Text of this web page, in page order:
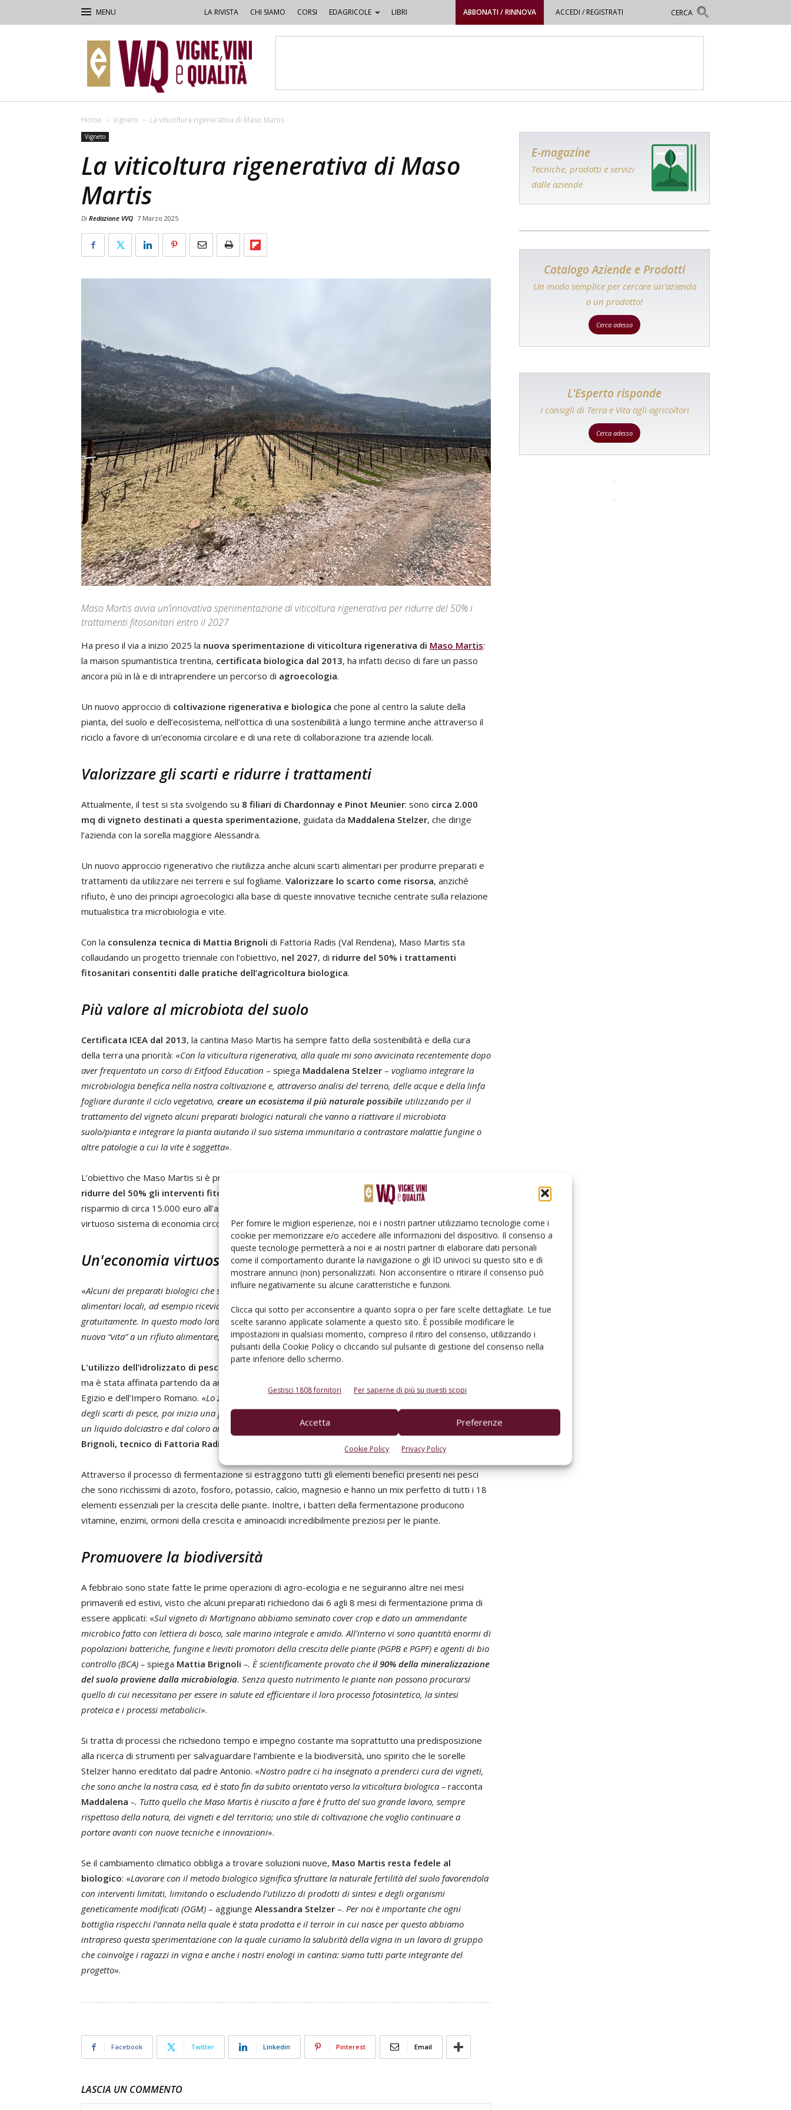
Per fornire le migliori esperienze, noi e i nostri partner utilizziamo tecnologie come i
cookie per memorizzare e/o accedere alle informazioni del dispositivo. Il consenso a
queste tecnologie permetterà a noi e ai nostri partner di elaborare dati personali
come il comportamento durante la navigazione o gli ID univoci su questo sito e di
mostrare annunci (non) personalizzati. Non acconsentire o ritirare il consenso può
influire negativamente su alcune caratteristiche e funzioni.
Clicca qui sotto per acconsentire a quanto sopra o per fare scelte dettagliate. Le tue
scelte saranno applicate solamente a questo sito. È possibile modificare le
impostazioni in qualsiasi momento, compreso il ritiro del consenso, utilizzando i
pulsanti della Cookie Policy o cliccando sul pulsante di gestione del consenso nella
parte inferiore dello schermo.
Gestisci 1808 fornitori Per saperne di più su questi scopi
Accetta Preferenze
Cookie Policy Privacy Policy
LA RIVISTA CHI SIAMO CORSI EDAGRICOLE LIBRI ABBONATI / RINNOVA ACCEDI / REGISTRATI
–
Vigne,
Vini
&
Home Vigneto La viticoltura rigenerativa di Maso Martis
Vigneto
La viticoltura rigenerativa di Maso
Martis
Di Redazione VVQ 7 Marzo 2025
Maso Martis avvia un’innovativa sperimentazione di viticoltura rigenerativa per ridurre del 50% i
trattamenti fitosanitari entro il 2027
Ha preso il via a inizio 2025 la nuova sperimentazione di viticoltura rigenerativa di Maso Martis:
la maison spumantistica trentina, certificata biologica dal 2013, ha infatti deciso di fare un passo
ancora più in là e di intraprendere un percorso di agroecologia.
Un nuovo approccio di coltivazione rigenerativa e biologica che pone al centro la salute della
pianta, del suolo e dell’ecosistema, nell’ottica di una sostenibilità a lungo termine anche attraverso il
riciclo a favore di un’economia circolare e di una rete di collaborazione tra aziende locali.
Valorizzare gli scarti e ridurre i trattamenti
Attualmente, il test si sta svolgendo su 8 filiari di Chardonnay e Pinot Meunier: sono circa 2.000
mq di vigneto destinati a questa sperimentazione, guidata da Maddalena Stelzer, che dirige
l’azienda con la sorella maggiore Alessandra.
Un nuovo approccio rigenerativo che riutilizza anche alcuni scarti alimentari per produrre preparati e
trattamenti da utilizzare nei terreni e sul fogliame. Valorizzare lo scarto come risorsa, anziché
rifiuto, è uno dei principi agroecologici alla base di queste innovative tecniche centrate sulla relazione
mutualistica tra microbiologia e vite.
Con la consulenza tecnica di Mattia Brignoli di Fattoria Radis (Val Rendena), Maso Martis sta
collaudando un progetto triennale con l’obiettivo, nel 2027, di ridurre del 50% i trattamenti
fitosanitari consentiti dalle pratiche dell’agricoltura biologica.
Più valore al microbiota del suolo
Certificata ICEA dal 2013, la cantina Maso Martis ha sempre fatto della sostenibilità e della cura
della terra una priorità: «Con la viticultura rigenerativa, alla quale mi sono avvicinata recentemente dopo
aver frequentato un corso di Eitfood Education – spiega Maddalena Stelzer – vogliamo integrare la
microbiologia benefica nella nostra coltivazione e, attraverso analisi del terreno, delle acque e della linfa
fogliare durante il ciclo vegetativo, creare un ecosistema il più naturale possibile utilizzando per il
trattamento del vigneto alcuni preparati biologici naturali che vanno a riattivare il microbiota
suolo/pianta e integrare la pianta aiutando il suo sistema immunitario a contrastare malattie fungine o
altre patologie a cui la vite è soggetta».
L’obiettivo che Maso Martis si è prefissato è ambizioso:
ridurre del 50% gli interventi fitosanitari andando a ottimizzare risorse economiche
risparmio di circa 15.000 euro all’anno sull’acquisto di prodotti e trattamenti) ma anche incentivare un
virtuoso sistema di economia circolare e zero waste sul territorio.
Un'economia virtuosa
«Alcuni dei preparati biologici che stiamo mettendo a punto sono creati con scarti recuperati da aziende
alimentari locali, ad esempio riceviamo gli scarti di pesce da una vicina azienda trentina che ce li offre
gratuitamente. In questo modo loro risparmiano sullo smaltimento degli scarti e noi possiamo dare
nuova “vita” a un rifiuto alimentare, reimmettendolo in un circolo virtuoso e a km zero ».
L'utilizzo dell’idrolizzato di pesce come “integratore” per la viticoltura
ma è stata affinata partendo da antiche usanze contadine già impiegate nelle colture dell'Impero
Egizio e dell’Impero Romano. «Lo zucchero, per osmosi, estrae tutti i liquidi all'interno delle carcasse e
degli scarti di pesce, poi inizia una fermentazione batterica lunga 6-8 mesi che trasforma questo scarto in
un liquido dolciastro e dal coloro ambrato, una specie di salsa teriyaki per la vite
Mattia
Brignoli, tecnico di Fattoria Radis
Attraverso il processo di fermentazione si estraggono tutti gli elementi benefici presenti nei pesci
che sono ricchissimi di azoto, fosforo, potassio, calcio, magnesio e hanno un mix perfetto di tutti i 18
elementi essenziali per la crescita delle piante. Inoltre, i batteri della fermentazione producono
vitamine, enzimi, ormoni della crescita e aminoacidi incredibilmente preziosi per le piante.
Promuovere la biodiversità
A febbraio sono state fatte le prime operazioni di agro-ecologia e ne seguiranno altre nei mesi
primaverili ed estivi, visto che alcuni preparati richiedono dai 6 agli 8 mesi di fermentazione prima di
essere applicati: «Sul vigneto di Martignano abbiamo seminato cover crop e dato un ammendante
microbico fatto con lettiera di bosco, sale marino integrale e amido. All'interno vi sono quantità enormi di
popolazioni batteriche, fungine e lieviti promotori della crescita delle piante (PGPB e PGPF) e agenti di bio
controllo (BCA) – spiega Mattia Brignoli –. È scientificamente provato che il 90% della mineralizzazione
del suolo proviene dalla microbiologia. Senza questo nutrimento le piante non possono procurarsi
quello di cui necessitano per essere in salute ed efficientare il loro processo fotosintetico, la sintesi
proteica e i processi metabolici».
Si tratta di processi che richiedono tempo e impegno costante ma soprattutto una predisposizione
alla ricerca di strumenti per salvaguardare l’ambiente e la biodiversità, uno spirito che le sorelle
Stelzer hanno ereditato dal padre Antonio. «Nostro padre ci ha insegnato a prenderci cura dei vigneti,
che sono anche la nostra casa, ed è stato fin da subito orientato verso la viticoltura biologica – racconta
Maddalena –. Tutto quello che Maso Martis è riuscito a fare è frutto del suo grande lavoro, sempre
rispettoso della natura, dei vigneti e del territorio; uno stile di coltivazione che voglio continuare a
portare avanti con nuove tecniche e innovazioni».
Se il cambiamento climatico obbliga a trovare soluzioni nuove, Maso Martis resta fedele al
biologico: «Lavorare con il metodo biologico significa sfruttare la naturale fertilità del suolo favorendola
con interventi limitati, limitando o escludendo l’utilizzo di prodotti di sintesi e degli organismi
geneticamente modificati (OGM) – aggiunge Alessandra Stelzer –. Per noi è importante che ogni
bottiglia rispecchi l’annata nella quale è stata prodotta e il terroir in cui nasce per questo abbiamo
intrapreso questa sperimentazione con la quale curiamo la salubrità della vigna in un lavoro di gruppo
che coinvolge i ragazzi in vigna e anche i nostri enologi in cantina: siamo tutti parte integrante del
progetto».
Facebook Twitter Linkedin Pinterest Email
LASCIA UN COMMENTO
E-magazine
Tecniche, prodotti e servizi
dalle aziende
Catalogo Aziende e Prodotti
Un modo semplice per cercare un'azienda
o un prodotto!
Cerca adesso
L'Esperto risponde
I consigli di Terra e Vita agli agricoltori
Cerca adesso